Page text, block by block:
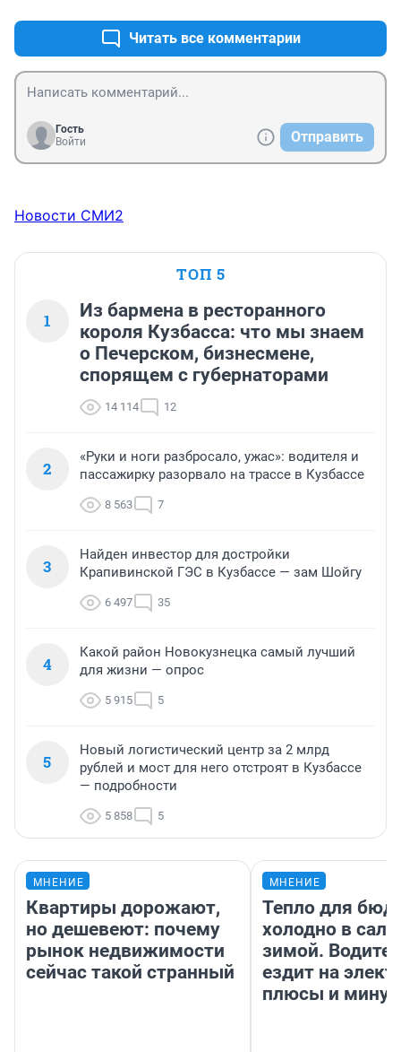
Читать все комментарии
Гость
Войти
Отправить
Новости СМИ2
ТОП 5
1
Из бармена в ресторанного
короля Кузбасса: что мы знаем
о Печерском, бизнесмене,
спорящем с губернаторами
14 114 12
2
«Руки и ноги разбросало, ужас»: водителя и
пассажирку разорвало на трассе в Кузбассе
8 563 7
3
Найден инвестор для достройки
Крапивинской ГЭС в Кузбассе — зам Шойгу
6 497 35
4
Какой район Новокузнецка самый лучший
для жизни — опрос
5 915 5
5
Новый логистический центр за 2 млрд
рублей и мост для него отстроят в Кузбассе
— подробности
5 858 5
МНЕНИЕ
Квартиры дорожают,
но дешевеют: почему
рынок недвижимости
сейчас такой странный
МНЕНИЕ
Тепло для
холодно в
зимой.
ездит на
плюсы и